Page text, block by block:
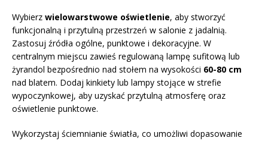
Wybierz wielowarstwowe oświetlenie, aby stworzyć
funkcjonalną i przytulną przestrzeń w salonie z jadalnią.
Zastosuj źródła ogólne, punktowe i dekoracyjne. W
centralnym miejscu zawieś regulowaną lampę sufitową lub
żyrandol bezpośrednio nad stołem na wysokości 60-80 cm
nad blatem. Dodaj kinkiety lub lampy stojące w strefie
wypoczynkowej, aby uzyskać przytulną atmosferę oraz
oświetlenie punktowe.
Wykorzystaj ściemnianie światła, co umożliwi dopasowanie